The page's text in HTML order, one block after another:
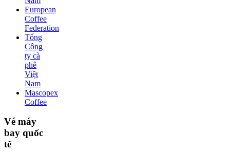
European
Coffee
Federation
Tổng
Công
ty cà
phê
Việt
Nam
Mascopex
Coffee
Vé máy
bay quốc
tế